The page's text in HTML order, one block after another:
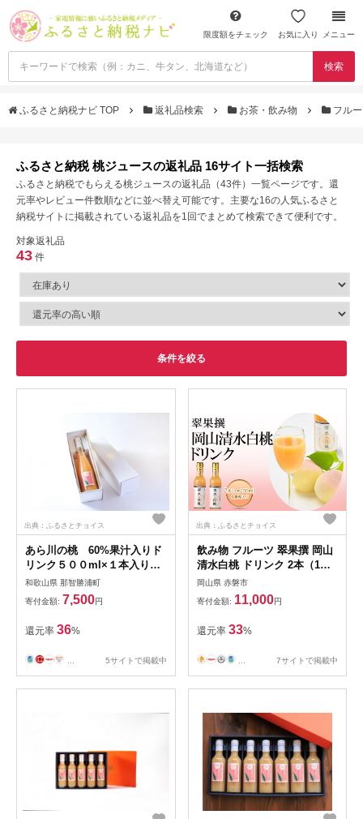
限度額をチェック お気に入り メニュー
検索
ふるさと納税ナビ TOP 返礼品検索 お茶・飲み物 フル
ふるさと納税 桃ジュースの返礼品 16サイト一括検索
ふるさと納税でもらえる桃ジュースの返礼品（43件）一覧ページです。還
元率やレビュー件数順などに並べ替え可能です。主要な16の人気ふるさと
納税サイトに掲載されている返礼品を1回でまとめて検索できて便利です。
対象返礼品
43 件
条件を絞る
出典：ふるさとチョイス
あら川の桃 60%果汁入りド
リンク５００ml×１本入り
ギフトセット
和歌山県 那智勝浦町
寄付金額: 7,500円
還元率 36%
... 5サイトで掲載中
出典：ふるさとチョイス
飲み物 フルーツ 翠果撰 岡山
清水白桃 ドリンク 2本（1本
200ml） 化粧箱入り
岡山県 赤磐市
寄付金額: 11,000円
還元率 33%
... 7サイトで掲載中